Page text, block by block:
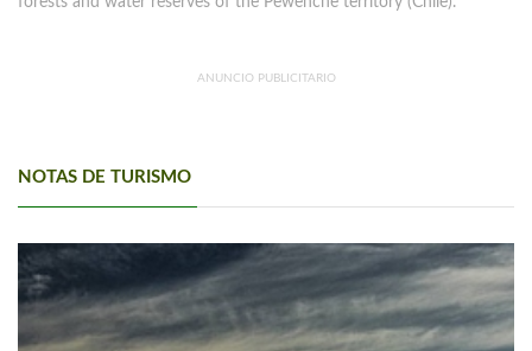
ANUNCIO PUBLICITARIO
NOTAS DE TURISMO